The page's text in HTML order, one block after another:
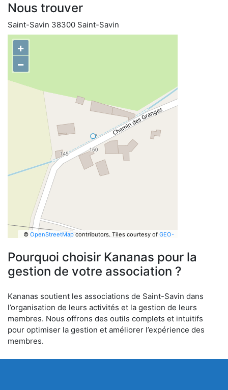
Nous trouver
Saint-Savin 38300 Saint-Savin
+
−
© OpenStreetMapcontributors. Tiles courtesy of GEO-
Pourquoi choisir Kananas pour la
gestion de votre association ?
Kananas soutient les associations de Saint-Savin dans
l’organisation de leurs activités et la gestion de leurs
membres. Nous offrons des outils complets et intuitifs
pour optimiser la gestion et améliorer l’expérience des
membres.